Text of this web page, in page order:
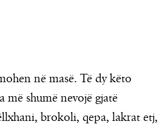
në masë. Të dy këto
shumë nevojë gjatë
brokoli, qepa, lakrat etj,